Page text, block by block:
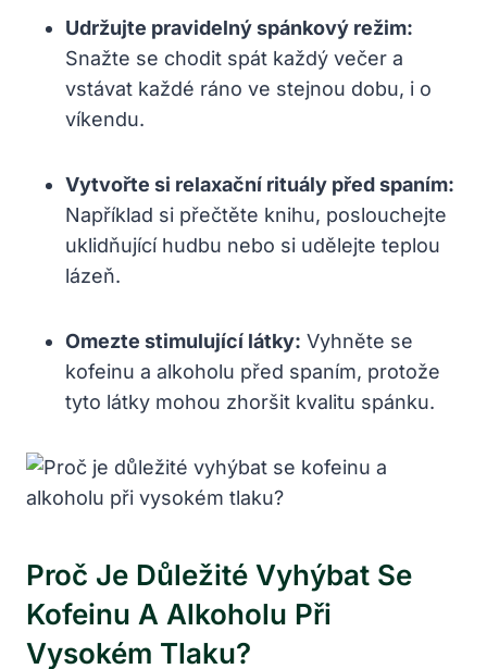
Udržujte pravidelný spánkový režim:
Snažte se chodit spát každý večer a
vstávat každé ráno ve stejnou dobu, i o
víkendu.
Vytvořte si relaxační rituály před spaním:
Například si přečtěte knihu, poslouchejte
uklidňující hudbu nebo si udělejte teplou
lázeň.
Omezte stimulující látky: Vyhněte se
kofeinu a alkoholu před spaním, protože
tyto látky mohou zhoršit kvalitu spánku.
Proč Je Důležité Vyhýbat Se
Kofeinu A Alkoholu Při
Vysokém Tlaku?